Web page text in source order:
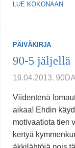
LUE KOKONAAN
PÄIVÄKIRJA
90-5 jäljellä
19.04.2013,
Viidentenä
aikaa! Ehdin
motivaatiota tien
kertyä